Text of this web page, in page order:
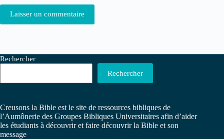
Laisser un commentaire
Rechercher
Rechercher
Creusons la Bible est le site de ressources bibliques de
l’Aumônerie des Groupes Bibliques Universitaires afin d’aider
les étudiants à découvrir et faire découvrir la Bible et son
message